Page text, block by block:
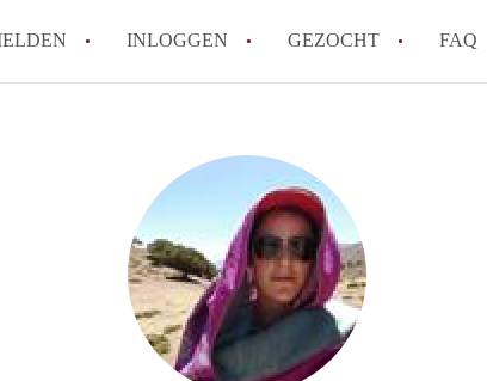
INLOGGEN GEZOCHT FAQ
How to translate
Wat is AppartementenUtrecht?
Wat is de privacyverklaring van
Berekent AppartementenUtrecht
makelaarsvergoeding/
Is AppartementenUtrecht
Appartement / Appartementen in